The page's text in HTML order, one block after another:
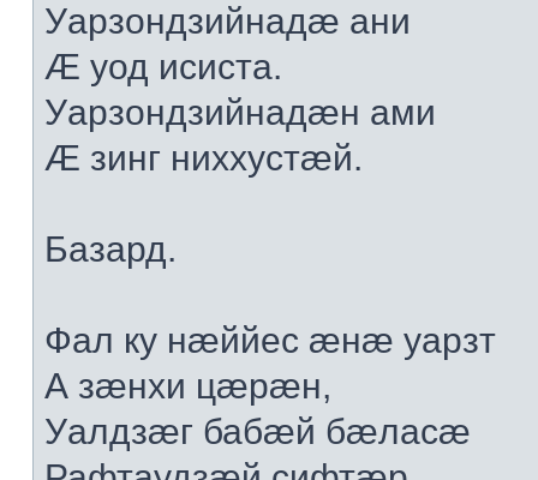
Уарзондзийнадæ ани
Æ уод исиста.
Уарзондзийнадæн ами
Æ зинг ниххустæй.
Базард.
Фал ку нæййес æнæ уарзт
А зæнхи цæрæн,
Уалдзæг бабæй бæласæ